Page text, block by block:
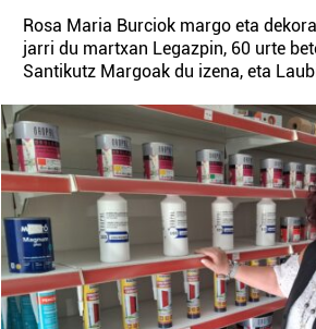
Rosa Maria Burciok margo eta
jarri du martxan Legazpin, 60 urte
Santikutz Margoak du izena, eta